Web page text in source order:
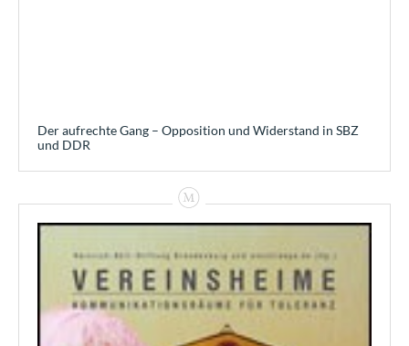
Der aufrechte Gang – Opposition und Widerstand in SBZ
und DDR